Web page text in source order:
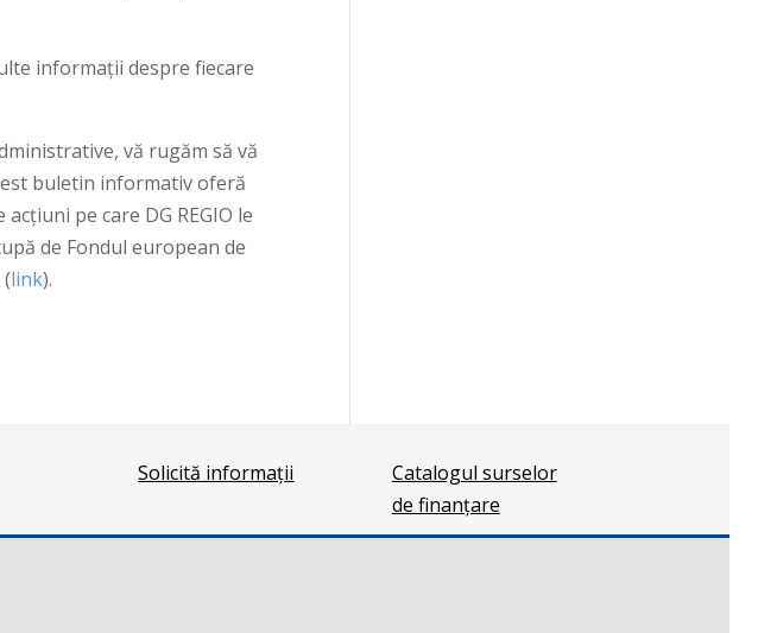
informații despre fiecare
vă rugăm să vă
buletin informativ oferă
pe care DG REGIO le
de Fondul european de
link).
Solicită informații
Catalogul surselor
de finanțare